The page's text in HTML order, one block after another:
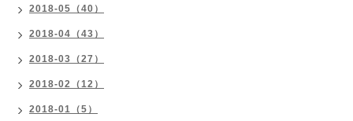
2018-05（40）
2018-04（43）
2018-03（27）
2018-02（12）
2018-01（5）